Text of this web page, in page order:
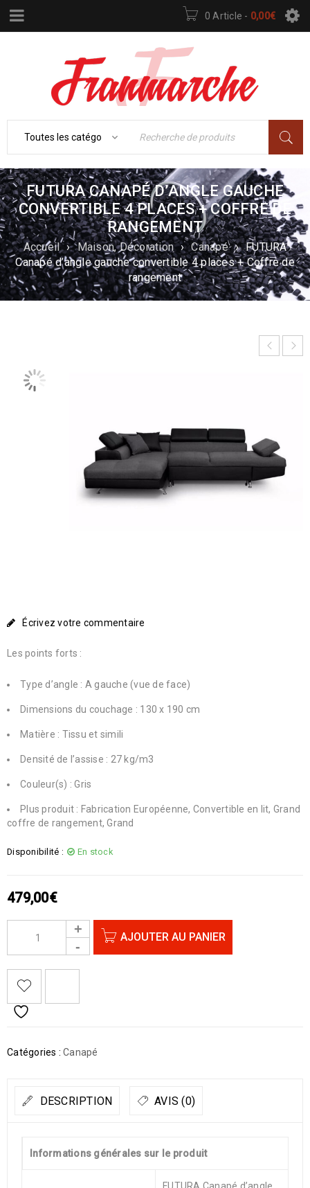
0 Article - 0,00€
FUTURA CANAPÉ D’ANGLE GAUCHE
CONVERTIBLE 4 PLACES + COFFRE DE
RANGEMENT
Accueil › Maison, Décoration › Canapé › FUTURA
Canapé d’angle gauche convertible 4 places + Coffre de
rangement
Écrivez votre commentaire
Les points forts :
Type d’angle : A gauche (vue de face)
Dimensions du couchage : 130 x 190 cm
Matière : Tissu et simili
Densité de l’assise : 27 kg/m3
Couleur(s) : Gris
Plus produit : Fabrication Européenne, Convertible en lit, Grand
coffre de rangement, Grand
Disponibilité : En stock
479,00€
AJOUTER AU PANIER
Catégories : Canapé
DESCRIPTION AVIS (0)
Informations générales sur le produit